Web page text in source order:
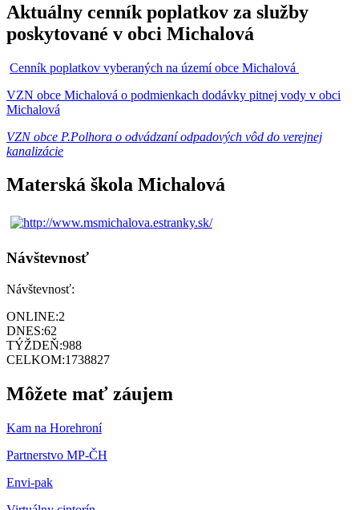
Aktuálny cenník poplatkov za služby
poskytované v obci Michalová
Cenník poplatkov vyberaných na území obce Michalová
VZN obce Michalová o podmienkach dodávky pitnej vody v obci
Michalová
VZN obce P.Polhora o odvádzaní odpadových vôd do verejnej
kanalizácie
Materská škola Michalová
Návštevnosť
Návštevnosť:
ONLINE:2
DNES:62
TÝŽDEŇ:988
CELKOM:1738827
Môžete mať záujem
Kam na Horehroní
Partnerstvo MP-ČH
Envi-pak